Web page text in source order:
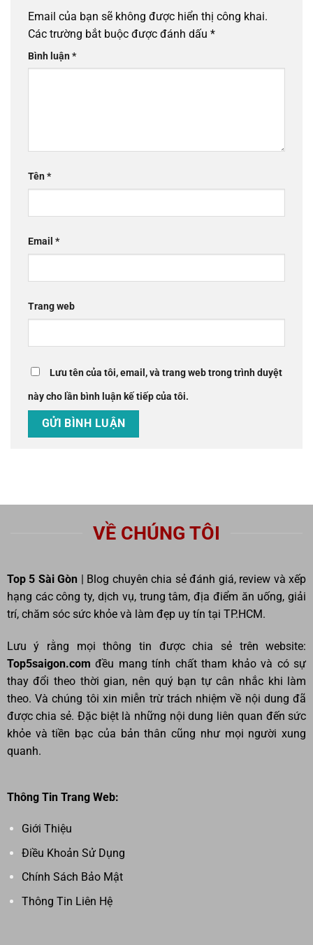
Email của bạn sẽ không được hiển thị công khai.
Các trường bắt buộc được đánh dấu *
Bình luận*
Tên*
Email *
Trang web
Lưu tên của tôi, email, và trang web trong trình duyệt
này cho lần bình luận kế tiếp của tôi.
VỀ CHÚNG TÔI
Top 5 Sài Gòn | Blog chuyên chia sẻ đánh giá, review và xếp
hạng các công ty, dịch vụ, trung tâm, địa điểm ăn uống, giải
trí, chăm sóc sức khỏe và làm đẹp uy tín tại TP.HCM.
Lưu ý rằng mọi thông tin được chia sẻ trên website:
Top5saigon.comđều mang tính chất tham khảo và có sự
thay đổi theo thời gian, nên quý bạn tự cân nhắc khi làm
theo. Và chúng tôi xin miễn trừ trách nhiệm về nội dung đã
được chia sẻ. Đặc biệt là những nội dung liên quan đến sức
khỏe và tiền bạc của bản thân cũng như mọi người xung
quanh.
Thông Tin Trang Web:
Giới Thiệu
Điều Khoản Sử Dụng
Chính Sách Bảo Mật
Thông Tin Liên Hệ